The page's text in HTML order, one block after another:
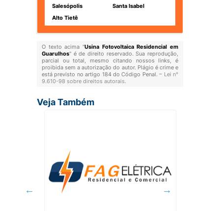
Salesópolis
Santa Isabel
Alto Tietê
O texto acima "Usina Fotovoltaica Residencial em
Guarulhos" é de direito reservado. Sua reprodução,
parcial ou total, mesmo citando nossos links, é
proibida sem a autorização do autor. Plágio é crime e
está previsto no artigo 184 do Código Penal. – Lei n°
9.610-98 sobre direitos autorais.
Veja Também